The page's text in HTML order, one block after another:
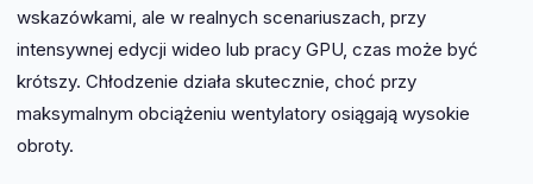
wskazówkami, ale w realnych scenariuszach, przy
intensywnej edycji wideo lub pracy GPU, czas może być
krótszy. Chłodzenie działa skutecznie, choć przy
maksymalnym obciążeniu wentylatory osiągają wysokie
obroty.